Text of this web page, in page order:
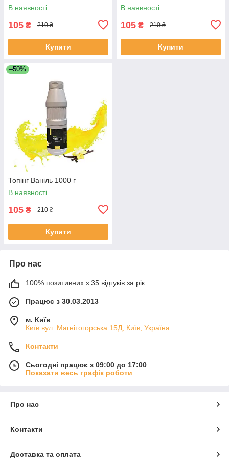
В наявності
105 ₴ 210 ₴
Купити
В наявності
105 ₴ 210 ₴
Купити
–50%
Топінг Ваніль 1000 г
В наявності
105 ₴ 210 ₴
Купити
Про нас
100% позитивних з 35 відгуків за рік
Працює з 30.03.2013
м. Київ
Київ вул. Магнiтогорська 15Д, Київ, Україна
Контакти
Сьогодні працює з 09:00 до 17:00
Показати весь графік роботи
Про нас
Контакти
Доставка та оплата